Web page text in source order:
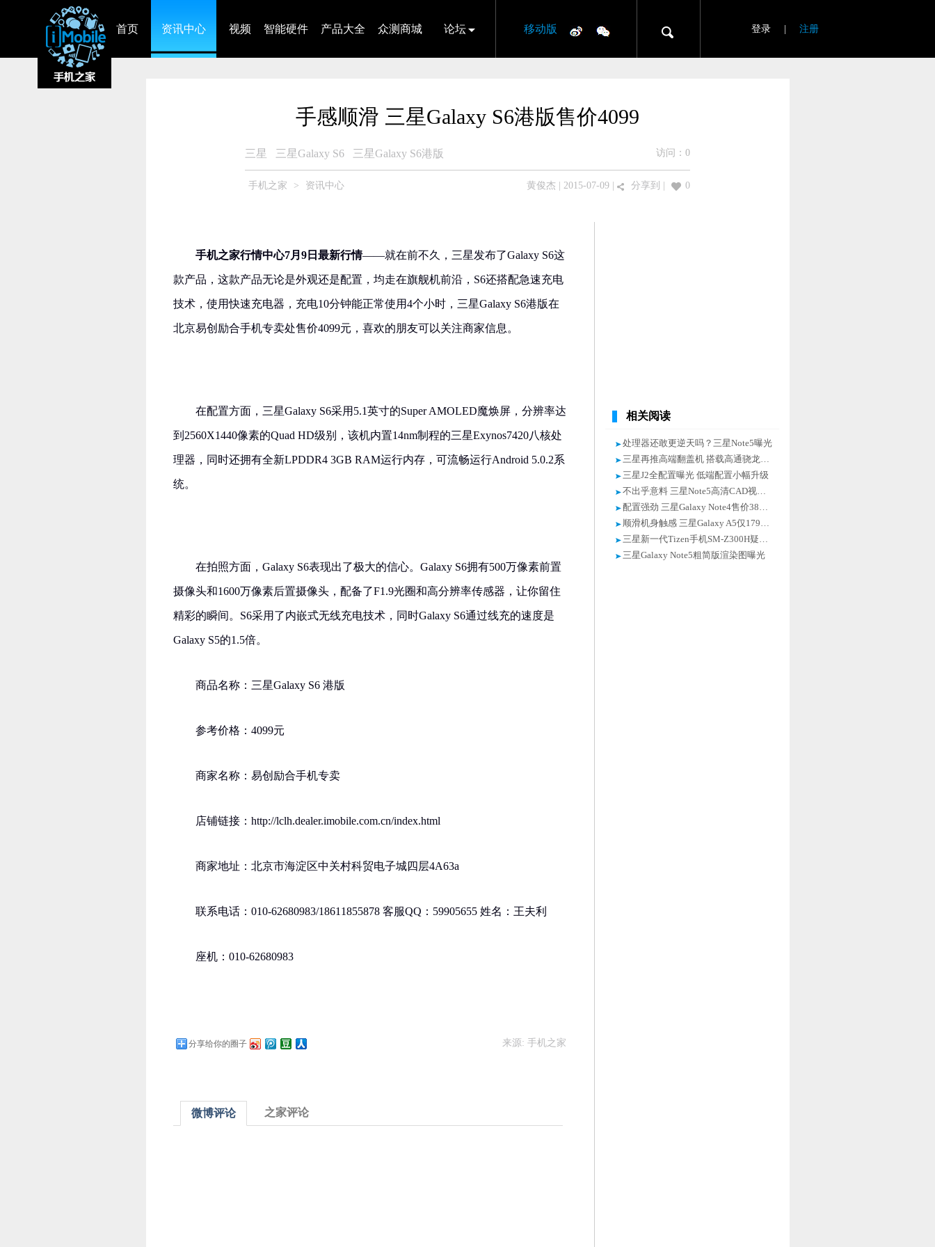
首页 资讯中心 视频 智能硬件 产品大全 众测商城 论坛 移动版 登录 注册
手感顺滑 三星Galaxy S6港版售价4099
三星 三星Galaxy S6 三星Galaxy S6港版 访问： 0
手机之家 > 资讯中心 黄俊杰 | 2015-07-09 | 分享到 0
手机之家行情中心7月9日最新行情——就在前不久，三星发布了Galaxy S6这
款产品，这款产品无论是外观还是配置，均走在旗舰机前沿，S6还搭配急速充电
技术，使用快速充电器，充电10分钟能正常使用4个小时，三星Galaxy S6港版在
北京易创励合手机专卖处售价4099元，喜欢的朋友可以关注商家信息。
在配置方面，三星Galaxy S6采用5.1英寸的Super AMOLED魔焕屏，分辨率达
到2560X1440像素的Quad HD级别，该机内置14nm制程的三星Exynos7420八核处
理器，同时还拥有全新LPDDR4 3GB RAM运行内存，可流畅运行Android 5.0.2系
统。
在拍照方面，Galaxy S6表现出了极大的信心。Galaxy S6拥有500万像素前置
摄像头和1600万像素后置摄像头，配备了F1.9光圈和高分辨率传感器，让你留住
精彩的瞬间。S6采用了内嵌式无线充电技术，同时Galaxy S6通过线充的速度是
Galaxy S5的1.5倍。
商品名称：三星Galaxy S6 港版
参考价格：4099元
商家名称：易创励合手机专卖
店铺链接：http://lclh.dealer.imobile.com.cn/index.html
商家地址：北京市海淀区中关村科贸电子城四层4A63a
联系电话：010-62680983/18611855878 客服QQ：59905655 姓名：王夫利
座机：010-62680983
分享给你的圈子 来源: 手机之家
微博评论 之家评论
相关阅读
处理器还敢更逆天吗？三星Note5曝光
三星再推高端翻盖机 搭载高通骁龙808
三星J2全配置曝光 低端配置小幅升级
不出乎意料 三星Note5高清CAD视频曝光
配置强劲 三星Galaxy Note4售价3830元
顺滑机身触感 三星Galaxy A5仅1799元
三星新一代Tizen手机SM-Z300H疑似曝光
三星Galaxy Note5粗简版渲染图曝光